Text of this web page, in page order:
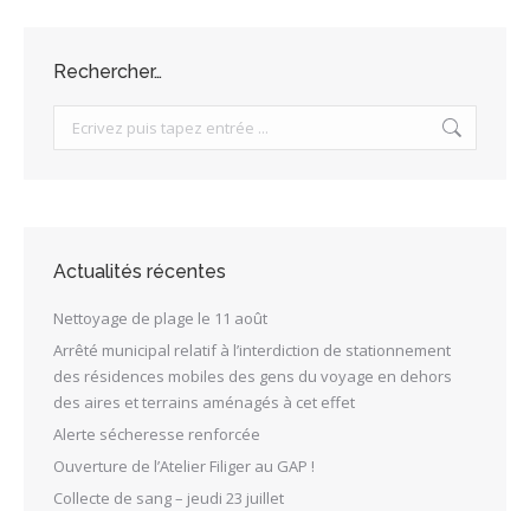
Rechercher…
Search:
Actualités récentes
Nettoyage de plage le 11 août
Arrêté municipal relatif à l’interdiction de stationnement
des résidences mobiles des gens du voyage en dehors
des aires et terrains aménagés à cet effet
Alerte sécheresse renforcée
Ouverture de l’Atelier Filiger au GAP !
Collecte de sang – jeudi 23 juillet